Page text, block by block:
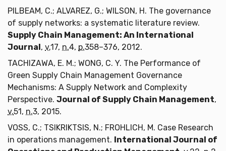
PILBEAM, C.; ALVAREZ, G.; WILSON, H. The governance
of supply networks: a systematic literature review.
Supply Chain Management: An International
Journal, v.17, n.4, p.358–376, 2012.
TACHIZAWA, E. M.; WONG, C. Y. The Performance of
Green Supply Chain Management Governance
Mechanisms: A Supply Network and Complexity
Perspective. Journal of Supply Chain Management,
v.51, n.3, 2015.
VOSS, C.; TSIKRIKTSIS, N.; FROHLICH, M. Case Research
in operations management. International Journal of